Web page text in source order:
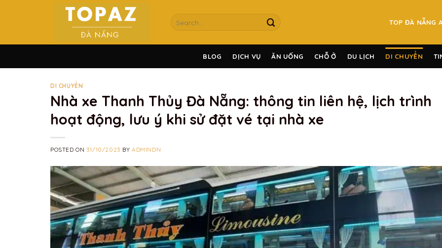
TOP ĐÀ NẴNG
BLOG DỊCH VỤ ĂN UỐNG CHỖ Ở DU LỊCH DI CHUYỂN
DI CHUYỂN
Nhà xe Thanh Thủy Đà Nẵng: thông tin liên hệ, lịch trình
hoạt động, lưu ý khi sử đặt vé tại nhà xe
POSTED ON 31/10/2023 BYADMINDN